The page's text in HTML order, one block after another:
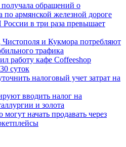
обращений о
по армянской железной дороге
в три раза превышает
и Кукмора потребляют
трафика
работу кафе Coffeeshop
суток
налоговый учет затрат на
вводить налог на
и золота
могут начать продавать через